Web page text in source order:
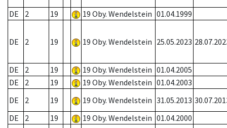
DE 2 19 19 Oby. Wendelstein 01.04.1999
DE 2 19 19 Oby. Wendelstein 25.05.2023
DE 2 19 19 Oby. Wendelstein 01.04.2005
DE
2 19 19 Oby. Wendelstein 01.04.2003
DE
2 19 19 Oby. Wendelstein 31.05.2013
DE
2 19 19 Oby. Wendelstein 01.04.2000